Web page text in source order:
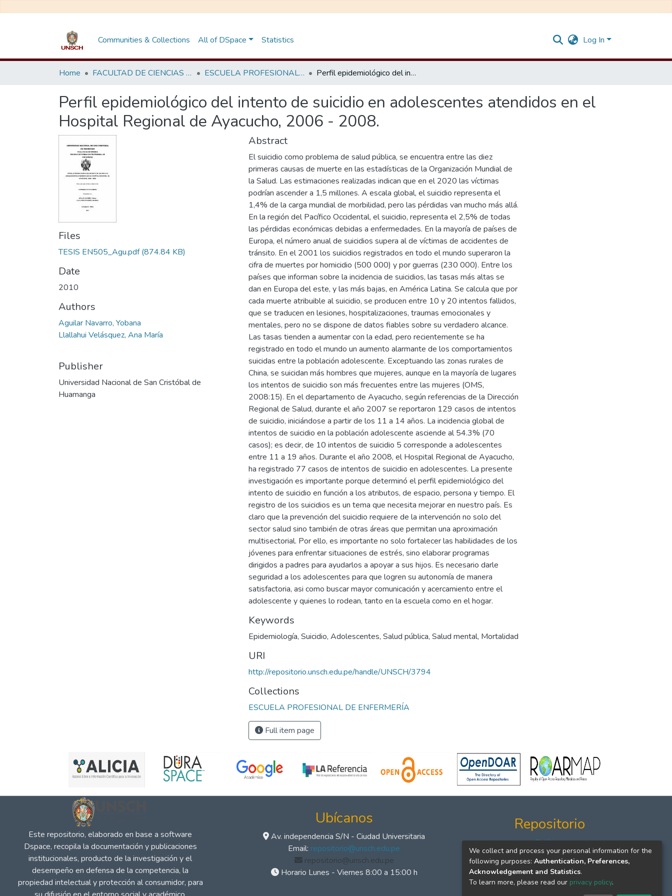
Communities & Collections All of DSpace Statistics Log In
Home FACULTAD DE CIENCIAS DE LA SALUD ESCUELA PROFESIONAL DE ENFERMERÍA Perfil epidemiológico del intento de suicidio en adolescentes atendidos en el Hospital Regional de Ayacucho, 2006 - 2008.
Perfil epidemiológico del intento de suicidio en adolescentes atendidos en el
Hospital Regional de Ayacucho, 2006 - 2008.
Files
TESIS EN505_Agu.pdf(874.84 KB)
Date
2010
Authors
Aguilar Navarro, Yobana
Llallahui Velásquez, Ana María
Publisher
Universidad Nacional de San Cristóbal de
Huamanga
Abstract
El suicidio como problema de salud pública, se encuentra entre las diez
primeras causas de muerte en las estadísticas de la Organización Mundial de
la Salud. Las estimaciones realizadas indican que en el 2020 las víctimas
podrían ascender a 1,5 millones. A escala global, el suicidio representa el
1,4% de la carga mundial de morbilidad, pero las pérdidas van mucho más allá.
En la región del Pacífico Occidental, el suicidio, representa el 2,5% de todas
las pérdidas económicas debidas a enfermedades. En la mayoría de países de
Europa, el número anual de suicidios supera al de víctimas de accidentes de
tránsito. En el 2001 los suicidios registrados en todo el mundo superaron la
cifra de muertes por homicidio (500 000) y por guerras (230 000). Entre los
países que informan sobre la incidencia de suicidios, las tasas más altas se
dan en Europa del este, y las más bajas, en América Latina. Se calcula que por
cada muerte atribuible al suicidio, se producen entre 10 y 20 intentos fallidos,
que se traducen en lesiones, hospitalizaciones, traumas emocionales y
mentales, pero no se dispone de datos fiables sobre su verdadero alcance.
Las tasas tienden a aumentar con la edad, pero recientemente se ha
registrado en todo el mundo un aumento alarmante de los comportamientos
suicidas entre la población adolescente. Exceptuando las zonas rurales de
China, se suicidan más hombres que mujeres, aunque en la mayoría de lugares
los intentos de suicidio son más frecuentes entre las mujeres (OMS,
2008:15). En el departamento de Ayacucho, según referencias de la Dirección
Regional de Salud, durante el año 2007 se reportaron 129 casos de intentos
de suicidio, iniciándose a partir de los 11 a 14 años. La incidencia global de
intentos de suicidio en la población adolescente asciende al 54.3% (70
casos); es decir, de 10 intentos de suicidio 5 corresponde a adolescentes
entre 11 a 19 años. Durante el año 2008, el Hospital Regional de Ayacucho,
ha registrado 77 casos de intentos de suicidio en adolescentes. La presente
investigación es importante porque determinó el perfil epidemiológico del
intento de suicidio en función a los atributos, de espacio, persona y tiempo. El
registro de los suicidios es un tema que necesita mejorar en nuestro país. Es
claro que la prevención del suicidio requiere de la intervención no solo del
sector salud sino también de otras áreas que permitan una aproximación
multisectorial. Por ello, es importante no solo fortalecer las habilidades de los
jóvenes para enfrentar situaciones de estrés, sino elaborar programas
dirigidos a padres para ayudarlos a apoyar a sus hijos. Es necesario darle
seguridad a los adolescentes para que logren su autonomía de manera
satisfactoria, asi como buscar mayor comunicación y acercamiento entre el
adolescente y quienes lo rodean, tanto en la escuela como en el hogar.
Keywords
Epidemiología, Suicidio, Adolescentes, Salud pública, Salud mental, Mortalidad
URI
http://repositorio.unsch.edu.pe/handle/UNSCH/3794
Collections
ESCUELA PROFESIONAL DE ENFERMERÍA
Full item page
Este repositorio, elaborado en base a software
Dspace, recopila la documentación y publicaciones
institucionales, producto de la investigación y el
desempeño en defensa de la competencia, la
propiedad intelectual y protección al consumidor, para
Ubícanos
Av. independencia S/N - Ciudad Universitaria
Email: repositorio@unsch.edu.pe
repositorio@unsch.edu.pe
Horario Lunes - Viernes 8:00 a 15:00 h
Repositorio
Políticas
Formatos
Manuales
We collect and process your personal information for the
following purposes: Authentication, Preferences,
Acknowledgement and Statistics.
To learn more, please read our privacy policy.